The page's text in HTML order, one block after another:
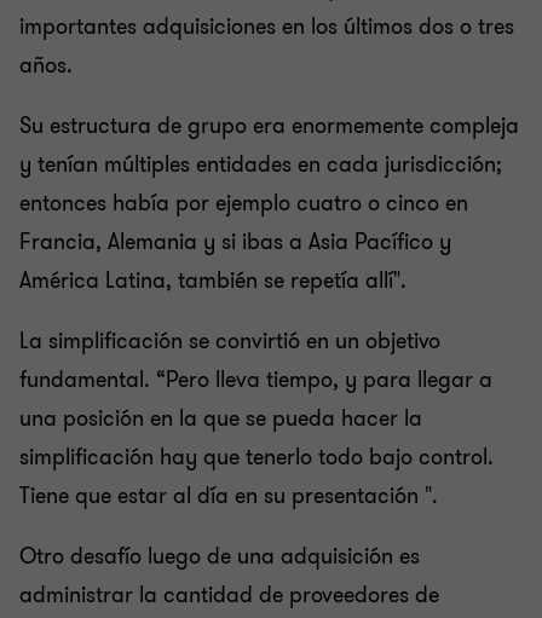
importantes adquisiciones en los últimos dos o tres
años.
Su estructura de grupo era enormemente compleja
y tenían múltiples entidades en cada jurisdicción;
entonces había por ejemplo cuatro o cinco en
Francia, Alemania y si ibas a Asia Pacífico y
América Latina, también se repetía allí".
La simplificación se convirtió en un objetivo
fundamental. “Pero lleva tiempo, y para llegar a
una posición en la que se pueda hacer la
simplificación hay que tenerlo todo bajo control.
Tiene que estar al día en su presentación ".
Otro desafío luego de una adquisición es
administrar la cantidad de proveedores de